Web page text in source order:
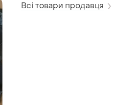
Всі товари продавця